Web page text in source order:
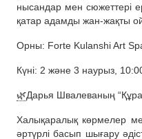
нысандар мен сюжеттері
қатар адамды жан-жақты
Орны: Forte Kulanshi Art
Күні: 2 және 3 наурыз,
🌿Дарья Швалеваның
Халықаралық көрмелер
әртүрлі басып шығару